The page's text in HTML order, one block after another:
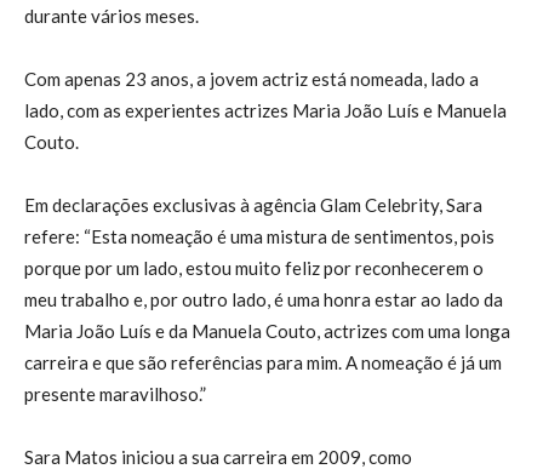
durante vários meses.
Com apenas 23 anos, a jovem actriz está nomeada, lado a
lado, com as experientes actrizes Maria João Luís e Manuela
Couto.
Em declarações exclusivas à agência Glam Celebrity, Sara
refere: “Esta nomeação é uma mistura de sentimentos, pois
porque por um lado, estou muito feliz por reconhecerem o
meu trabalho e, por outro lado, é uma honra estar ao lado da
Maria João Luís e da Manuela Couto, actrizes com uma longa
carreira e que são referências para mim. A nomeação é já um
presente maravilhoso.”
Sara Matos iniciou a sua carreira em 2009, como